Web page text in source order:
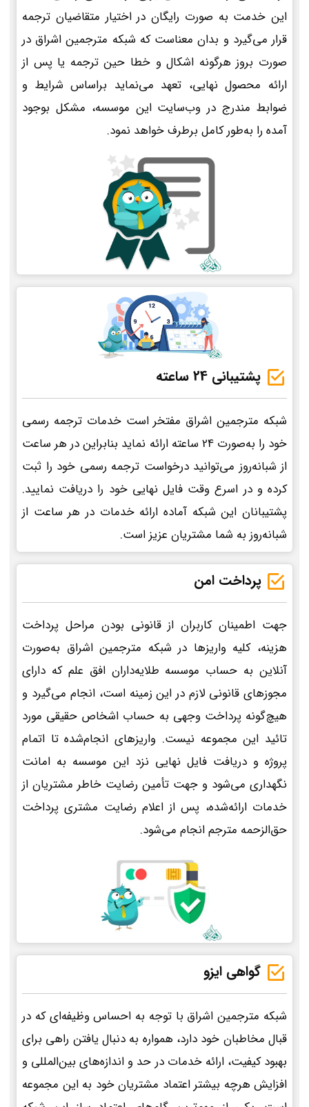
این خدمت به صورت رایگان در اختیار متقاضیان ترجمه
قرار می‌گیرد و بدان معناست که شبکه مترجمین اشراق در
صورت بروز هرگونه اشکال و خطا حین ترجمه یا پس از
ارائه محصول نهایی، تعهد می‌نماید براساس شرایط و
ضوابط مندرج در وب‌سایت این موسسه، مشکل بوجود
آمده را به‌طور کامل برطرف خواهد نمود.
پشتیبانی 24 ساعته
شبکه مترجمین اشراق مفتخر است خدمات ترجمه رسمی
خود را به‌صورت 24 ساعته ارائه نماید بنابراین در هر ساعت
از شبانه‌روز می‌توانید درخواست ترجمه رسمی خود را ثبت
کرده و در اسرع وقت فایل نهایی خود را دریافت نمایید.
پشتیبانان این شبکه آماده ارائه خدمات در هر ساعت از
شبانه‌روز به شما مشتریان عزیز است.
پرداخت امن
جهت اطمینان کاربران از قانونی بودن مراحل پرداخت
هزینه، کلیه واریزها در شبکه مترجمین اشراق به‌صورت
آنلاین به حساب موسسه طلایه‌داران افق علم که دارای
مجوزهای قانونی لازم در این زمینه است، انجام می‌گیرد و
هیچ‌گونه پرداخت وجهی به حساب اشخاص حقیقی مورد
تائید این مجموعه نیست. واریزهای انجام‌شده تا اتمام
پروژه و دریافت فایل نهایی نزد این موسسه به امانت
نگهداری می‌شود و جهت تأمین رضایت خاطر مشتریان از
خدمات ارائه‌شده، پس از اعلام رضایت مشتری پرداخت
حق‌الزحمه مترجم انجام می‌شود.
گواهی ایزو
شبکه مترجمین اشراق با توجه به احساس وظیفه‌ای که در
قبال مخاطبان خود دارد، همواره به دنبال یافتن راهی برای
بهبود کیفیت، ارائه خدمات در حد و اندازه‌های بین‌المللی و
افزایش هرچه بیشتر اعتماد مشتریان خود به این مجموعه